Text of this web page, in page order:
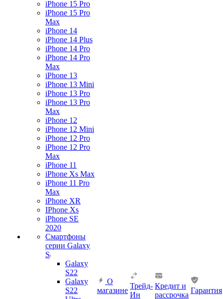
iPhone 15 Pro
iPhone 15 Pro
Max
iPhone 14
iPhone 14 Plus
iPhone 14 Pro
iPhone 14 Pro
Max
iPhone 13
iPhone 13 Mini
iPhone 13 Pro
iPhone 13 Pro
Max
iPhone 12
iPhone 12 Mini
iPhone 12 Pro
iPhone 12 Pro
Max
iPhone 11
iPhone Xs Max
iPhone 11 Pro
Max
iPhone XR
IPhone Xs
iPhone SE
2020
Смартфоны
серии Galaxy
S
Galaxy
S22
Galaxy
S22
О
магазине
Трейд-
Ин
Кредит и
рассрочка
Гарантия